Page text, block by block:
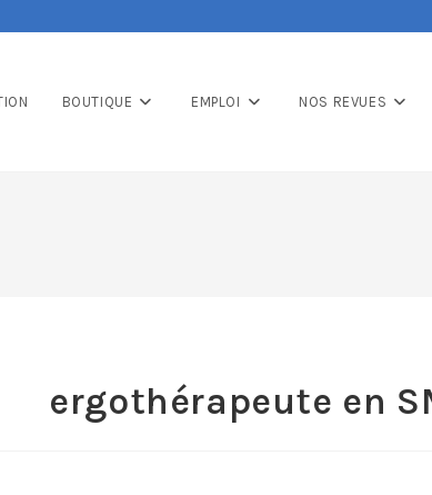
BOUTIQUE EMPLOI NOS REVUES
ergothérapeute en